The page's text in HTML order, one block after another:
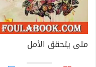
متى يتحقق الأمل